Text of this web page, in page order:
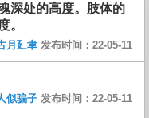
深处的高度。肢体的
。
月廴聿 发布时间：22-05-11
似骗子 发布时间：22-05-11